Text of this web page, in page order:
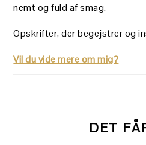
nemt og fuld af smag.
Opskrifter, der begejstrer og
Vil du vide mere om mig?
DET